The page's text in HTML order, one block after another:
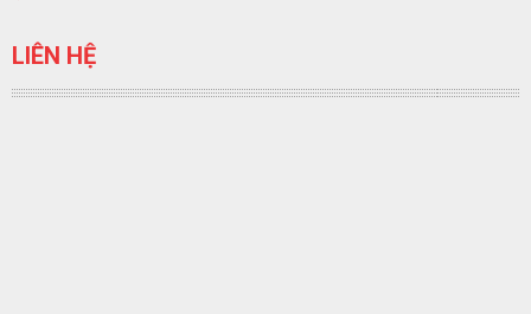
LIÊN HỆ